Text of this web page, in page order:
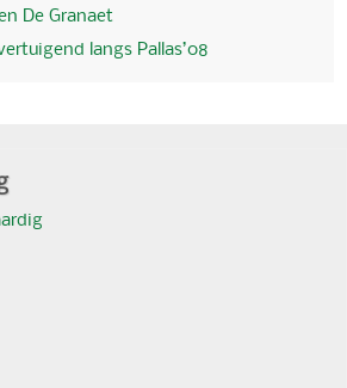
De Granaet
langs Pallas’08